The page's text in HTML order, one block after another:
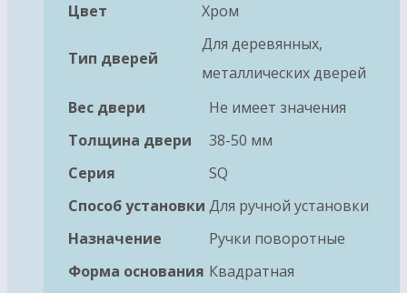
Цвет Хром
Тип дверей
Для деревянных,
металлических дверей
Вес двери
Не имеет значения
Толщина двери
38-50 мм
Серия
SQ
Способ установки Для ручной установки
Назначение
Ручки поворотные
Форма основания Квадратная